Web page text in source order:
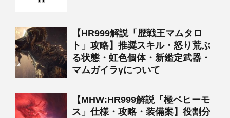
【HR999解説「歴戦王マムタロ
ト」攻略】推奨スキル・怒り荒ぶ
る状態・虹色個体・新鑑定武器・
マムガイラγについて
【MHW:HR999解説「極ベヒーモ
ス」仕様・攻略・装備案】役割分